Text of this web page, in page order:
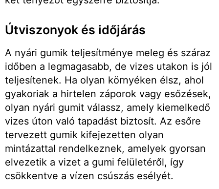
Útviszonyok és időjárás
A nyári gumik teljesítménye meleg és száraz
időben a legmagasabb, de vizes utakon is jól
teljesítenek. Ha olyan környéken élsz, ahol
gyakoriak a hirtelen záporok vagy esőzések,
olyan nyári gumit válassz, amely kiemelkedő
vizes úton való tapadást biztosít. Az esőre
tervezett gumik kifejezetten olyan
mintázattal rendelkeznek, amelyek gyorsan
elvezetik a vizet a gumi felületéről, így
csökkentve a vízen csúszás esélyét.